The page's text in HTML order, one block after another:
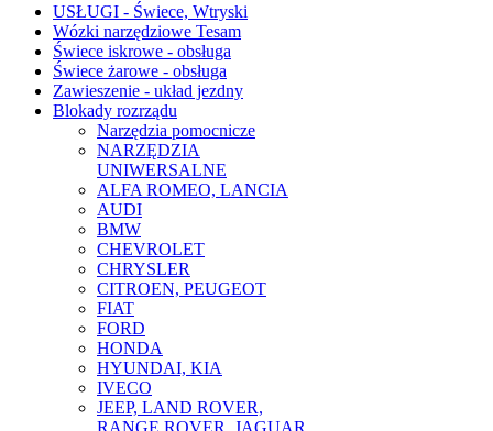
USŁUGI - Świece, Wtryski
Wózki narzędziowe Tesam
Świece iskrowe - obsługa
Świece żarowe - obsługa
Zawieszenie - układ jezdny
Blokady rozrządu
Narzędzia pomocnicze
NARZĘDZIA
UNIWERSALNE
ALFA ROMEO, LANCIA
AUDI
BMW
CHEVROLET
CHRYSLER
CITROEN, PEUGEOT
FIAT
FORD
HONDA
HYUNDAI, KIA
IVECO
JEEP, LAND ROVER,
RANGE ROVER, JAGUAR